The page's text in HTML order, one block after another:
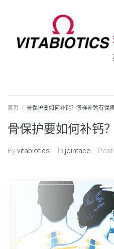
首页 / 骨保护要如何补钙？怎样补钙有保障
骨保护要如何补钙
Byvitabiotics In jointace